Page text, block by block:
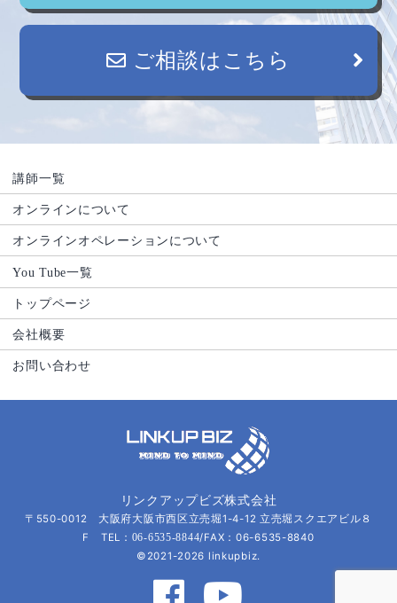
ご相談はこちら
講師一覧
オンラインについて
オンラインオペレーションについて
You Tube一覧
トップページ
会社概要
お問い合わせ
リンクアップビズ株式会社
〒550-0012 大阪府大阪市西区立売堀1-4-12 立売堀スクエアビル８
F TEL： 06-6535-8844/FAX：06-6535-8840
©2021-2026 linkupbiz.